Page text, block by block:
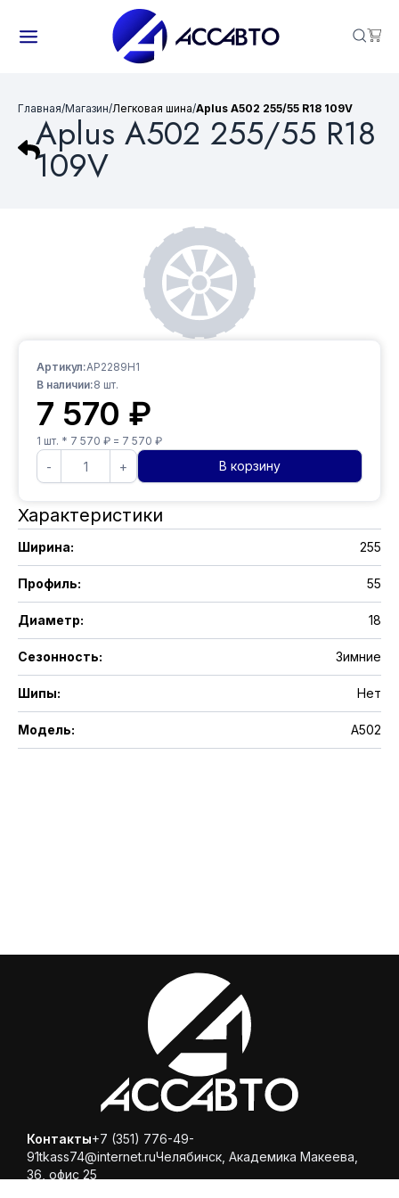
Главная/Магазин/Легковая шина/Aplus A502 255/55 R18 109V
Aplus A502 255/55 R18
109V
Характеристики
Ширина: 255
Профиль: 55
Диаметр: 18
Сезонность: Зимние
Шипы: Нет
Модель: A502
Артикул:AP2289H1
В наличии:8 шт.
7 570 ₽
1 шт. * 7 570 ₽ = 7 570 ₽
- + В корзину
Контакты+7 (351) 776-49-
91tkass74@internet.ruЧелябинск, ​Академика Макеева,
36, офис 25